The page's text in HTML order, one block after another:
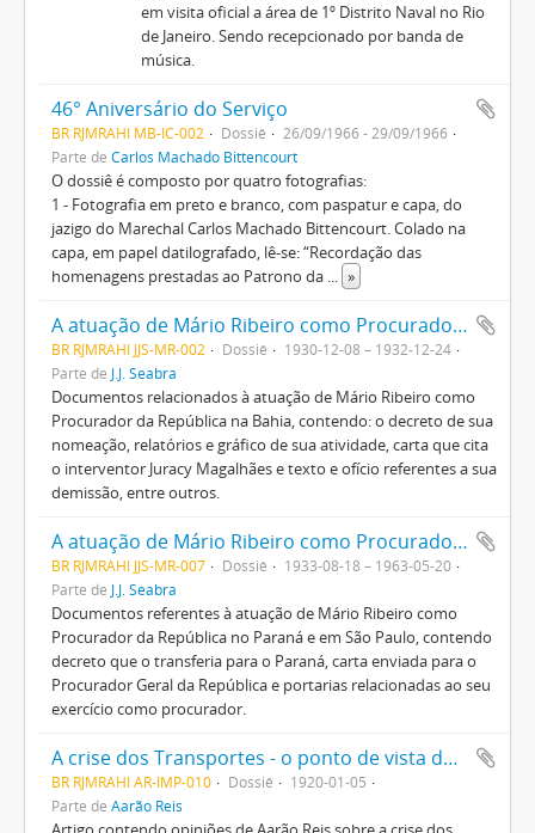
em visita oficial a área de 1º Distrito Naval no Rio
de Janeiro. Sendo recepcionado por banda de
música.
46° Aniversário do Serviço
BR RJMRAHI MB-IC-002 Dossiê
26/09/1966 - 29/09/1966
Parte de Carlos Machado Bittencourt
O dossiê é composto por quatro fotografias:
1 - Fotografia em preto e branco, com paspatur e capa, do
jazigo do Marechal Carlos Machado Bittencourt. Colado na
capa, em papel datilografado, lê-se: “Recordação das
homenagens prestadas ao Patrono da ... »
A atuação de Mário Ribeiro como Procurador da República na Bahia
BR RJMRAHI JJS-MR-002 Dossiê
1930-12-08 – 1932-12-24
Parte de J.J. Seabra
Documentos relacionados à atuação de Mário Ribeiro como
Procurador da República na Bahia, contendo: o decreto de sua
nomeação, relatórios e gráfico de sua atividade, carta que cita
o interventor Juracy Magalhães e texto e ofício referentes a sua
demissão, entre outros.
A atuação de Mário Ribeiro como Procurador da República no Paraná e em São Paulo
BR RJMRAHI JJS-MR-007 Dossiê
1933-08-18 – 1963-05-20
Parte de J.J. Seabra
Documentos referentes à atuação de Mário Ribeiro como
Procurador da República no Paraná e em São Paulo, contendo
decreto que o transferia para o Paraná, carta enviada para o
Procurador Geral da República e portarias relacionadas ao seu
exercício como procurador.
A crise dos Transportes - o ponto de vista de um illustre technico
BR RJMRAHI AR-IMP-010 Dossiê
1920-01-05
Parte de Aarão Reis